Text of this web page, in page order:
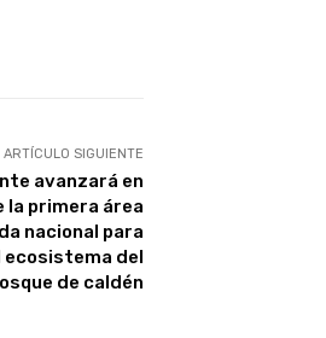
ARTÍCULO SIGUIENTE
avanzará en
la primera área
nacional para
ecosistema del
de caldén